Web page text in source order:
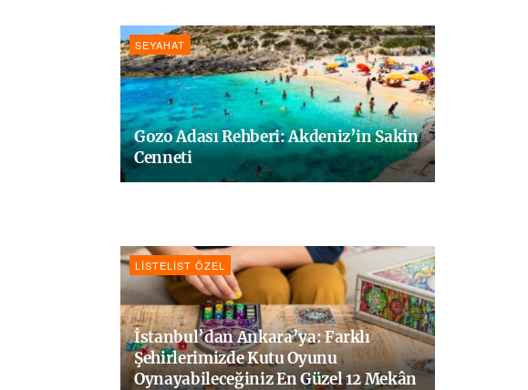
SEYAHAT
Gozo Adası Rehberi: Akdeniz’in Sakin
Cenneti
LISTELIST ÖZEL
İstanbul’dan Ankara’ya: Farklı
Şehirlerimizde Kutu Oyunu
Oynayabileceğiniz En Güzel 12 Mekân